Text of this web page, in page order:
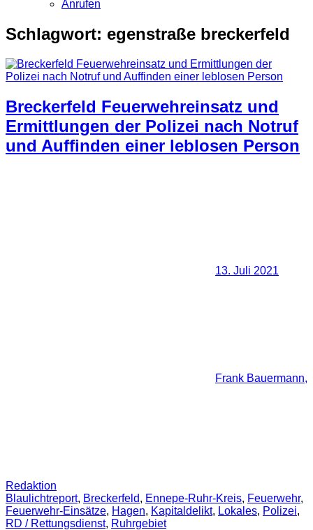
Anrufen
Schlagwort: egenstraße breckerfeld
Breckerfeld Feuerwehreinsatz und
Ermittlungen der Polizei nach Notruf
und Auffinden einer leblosen Person
13. Juli 2021
Frank Bauermann,
Redaktion
Blaulichtreport, Breckerfeld, Ennepe-Ruhr-Kreis, Feuerwehr,
Feuerwehr-Einsätze, Hagen, Kapitaldelikt, Lokales, Polizei,
RD / Rettungsdienst, Ruhrgebiet